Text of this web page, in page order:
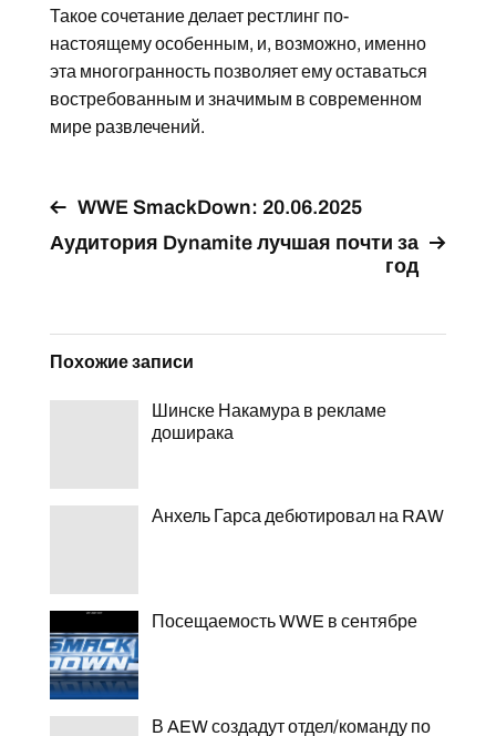
Такое сочетание делает рестлинг по-
настоящему особенным, и, возможно, именно
эта многогранность позволяет ему оставаться
востребованным и значимым в современном
мире развлечений.
WWE SmackDown: 20.06.2025
Аудитория Dynamite лучшая почти за
год
Похожие записи
Шинске Накамура в рекламе
доширака
Анхель Гарса дебютировал на RAW
Посещаемость WWE в сентябре
В AEW создадут отдел/команду по